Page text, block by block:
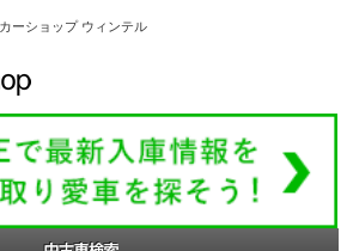
ーショップ ウィンテル